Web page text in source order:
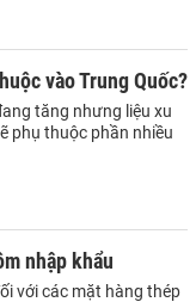
vào Trung Quốc?
tăng nhưng liệu xu
phụ thuộc phần nhiều
nhập khẩu
với các mặt hàng thép